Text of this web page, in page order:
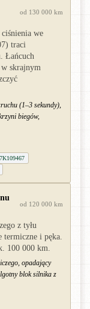
od 130 000 km
ciśnienia we
traci
Łańcuch
skrajnym
(1–3 sekundy),
biegów,
od 120 000 km
z tyłu
termiczne i pęka.
100 000 km.
opadający
blok silnika z